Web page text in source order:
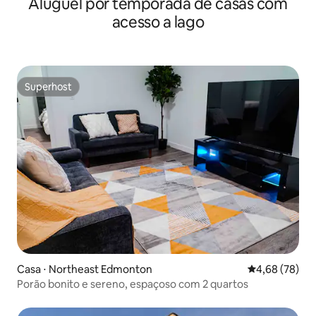
acesso a lago
Superhost
Superhost
Casa ⋅ Northeast Edmonton 4,68 de uma
4,68 (78)
Porão bonito e sereno, espaçoso com 2 quartos